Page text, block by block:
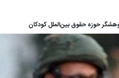
حوزه حقوق بین‌الملل کودکان